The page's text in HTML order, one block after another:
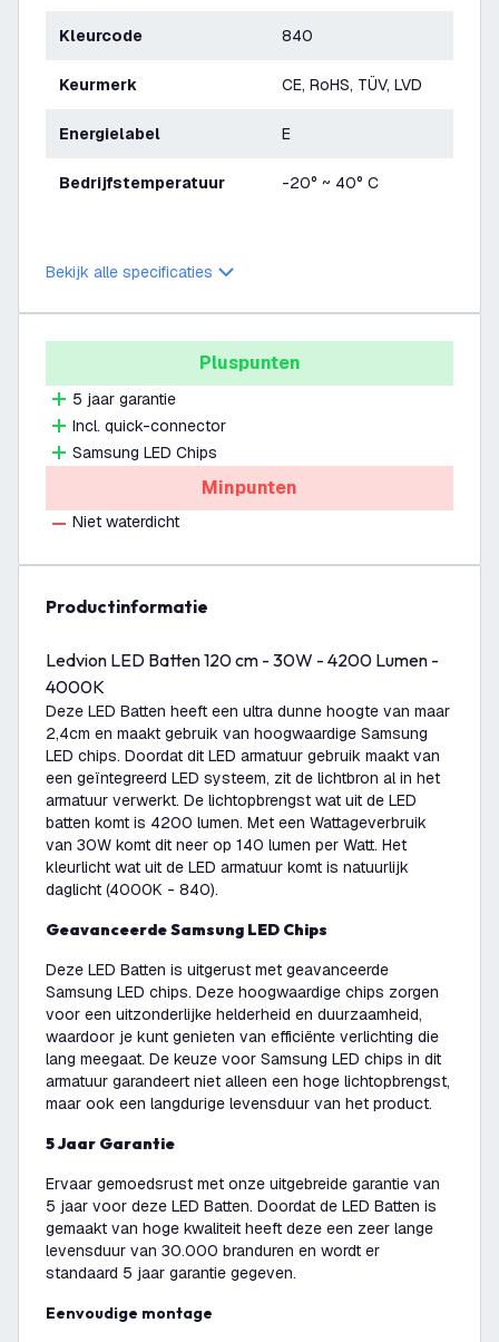
Kleurcode 840
Keurmerk CE, RoHS, TÜV, LVD
Energielabel E
Bedrijfstemperatuur -20° ~ 40° C
Bekijk alle specificaties
Pluspunten
5 jaar garantie
Incl. quick-connector
Samsung LED Chips
Minpunten
Niet waterdicht
productinformatie
Ledvion LED Batten 120 cm - 30W - 4200 Lumen -
4000K
Deze LED Batten heeft een ultra dunne hoogte van maar
2,4cm en maakt gebruik van hoogwaardige Samsung
LED chips. Doordat dit LED armatuur gebruik maakt van
een geïntegreerd LED systeem, zit de lichtbron al in het
armatuur verwerkt. De lichtopbrengst wat uit de LED
batten komt is 4200 lumen. Met een Wattageverbruik
van 30W komt dit neer op 140 lumen per Watt. Het
kleurlicht wat uit de LED armatuur komt is natuurlijk
daglicht (4000K - 840).
Geavanceerde Samsung LED Chips
Deze LED Batten is uitgerust met geavanceerde
Samsung LED chips. Deze hoogwaardige chips zorgen
voor een uitzonderlijke helderheid en duurzaamheid,
waardoor je kunt genieten van efficiënte verlichting die
lang meegaat. De keuze voor Samsung LED chips in dit
armatuur garandeert niet alleen een hoge lichtopbrengst,
maar ook een langdurige levensduur van het product.
5 Jaar Garantie
Ervaar gemoedsrust met onze uitgebreide garantie van
5 jaar voor deze LED Batten. Doordat de LED Batten is
gemaakt van hoge kwaliteit heeft deze een zeer lange
levensduur van 30.000 branduren en wordt er
standaard 5 jaar garantie gegeven.
Eenvoudige montage